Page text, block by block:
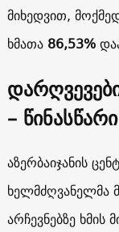
მიხედვით,
ხმათა 86,53%
–
აზერბაიჯანის
ხელმძღვანელმა
არჩევნებზე ხმის